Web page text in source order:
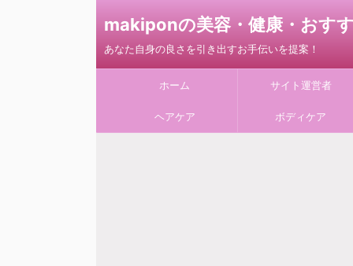
makiponの美容・健康・おす
あなた自身の良さを引き出すお手伝いを提案！
ホーム サイト運営者
ヘアケア ボディケア